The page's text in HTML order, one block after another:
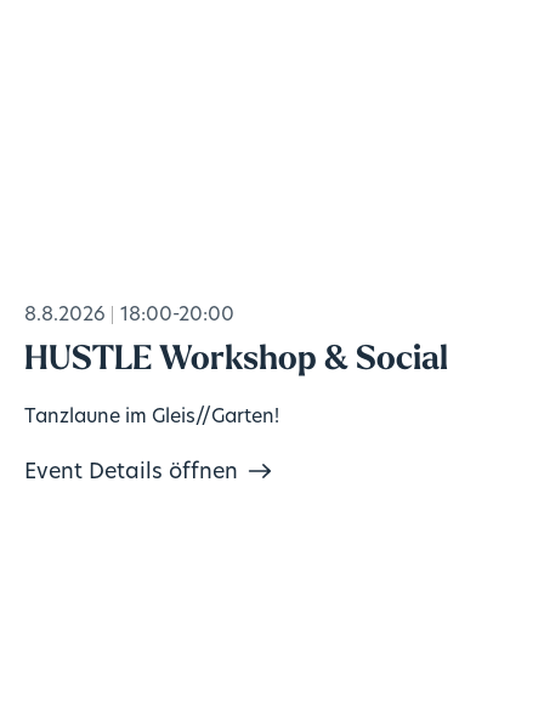
8.8.2026 18:00-20:00
HUSTLE Workshop & Social
Tanzlaune im Gleis//Garten!
Event Details öffnen